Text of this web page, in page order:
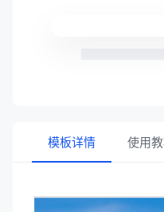
模板详情 使用